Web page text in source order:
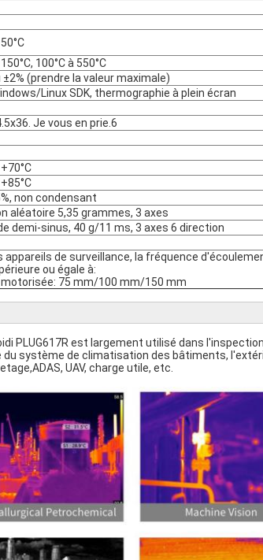
100°C à 550°C
±2% (prendre la valeur maximale)
Linux SDK, thermographie à plein écran
Je vous en prie.6
non condensant
aléatoire 5,35 grammes, 3 axes
demi-sinus, 40 g/11 ms, 3 axes 6 direction
appareils de surveillance, la fréquence
ou égale à:
motorisée: 75 mm/100 mm/150 mm
PLUG617R est largement utilisé dans
système de climatisation des bâtiments,
UAV, charge utile, etc.